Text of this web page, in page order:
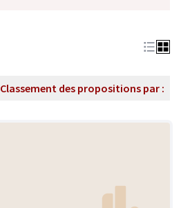
Classement des propositions par :